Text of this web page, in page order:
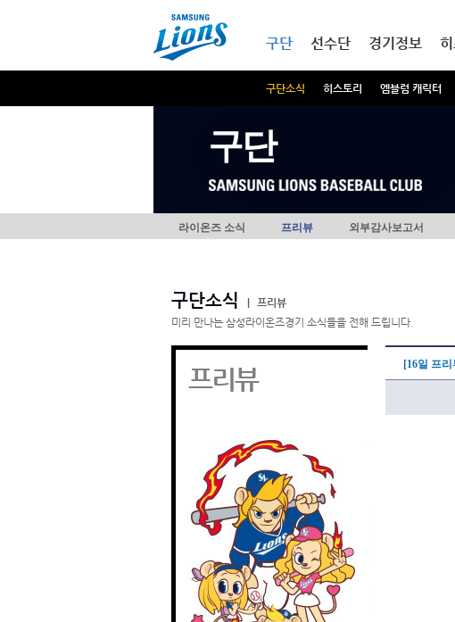
구단
구단소식 히스토리 엠블럼 캐릭터
선수단 경기정보
구단
라이온즈 소식 프리뷰 외부감사보고서
구단소식
프리뷰
미리 만나는 삼성라이온즈경기 소식들을 전해 드립니다.
프리뷰 [16일 프